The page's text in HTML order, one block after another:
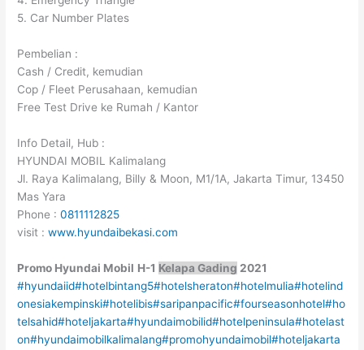
5. Car Number Plates
Pembelian :
Cash / Credit, kemudian
Cop / Fleet Perusahaan, kemudian
Free Test Drive ke Rumah / Kantor
Info Detail, Hub :
HYUNDAI MOBIL Kalimalang
Jl. Raya Kalimalang, Billy & Moon, M1/1A, Jakarta Timur, 13450
Mas Yara
Phone :0811112825
visit :www.hyundaibekasi.com
Promo Hyundai Mobil H-1 Kelapa Gading 2021
#hyundaiid#hotelbintang5#hotelsheraton#hotelmulia#hotelind
onesiakempinski#hotelibis#saripanpacific#fourseasonhotel#ho
telsahid#hoteljakarta#hyundaimobilid#hotelpeninsula#hotelast
on#hyundaimobilkalimalang#promohyundaimobil#hoteljakarta